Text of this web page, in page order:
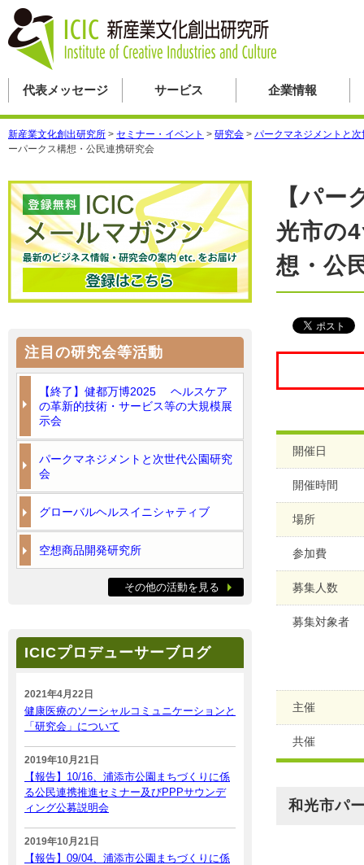
代表メッセージ サービス 企業情報
新産業文化創出研究所 > セミナー・イベント > 研究会 > パークマネジメントと
ーパークス構想・公民連携研究会
【パ
光市の
想・公
開催日
開催時間
場所
参加費
募集人数
募集対象者
主催
共催
和光市パ
注目の研究会等活動
【終了】健都万博2025 ヘルスケア
の革新的技術・サービス等の大規模展
示会
パークマネジメントと次世代公園研究
会
グローバルヘルスイニシャティブ
空想商品開発研究所
その他の活動を見る
ICICプロデューサーブログ
2021年4月22日
健康医療のソーシャルコミュニケーションと
「研究会」について
2019年10月21日
【報告】10/16、浦添市公園まちづくりに係
る公民連携推進セミナー及びPPPサウンデ
ィング公募説明会
2019年10月21日
【報告】09/04、浦添市公園まちづくりに係